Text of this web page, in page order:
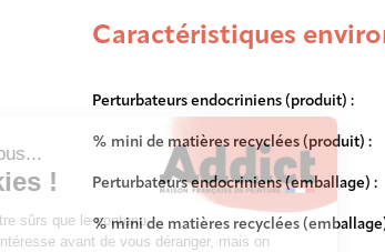
Caractéristiques
Perturbateurs endocriniens (produit) :
% mini de matières recyclées (produit) :
Perturbateurs endocriniens (emballage) :
% mini de matières recyclées